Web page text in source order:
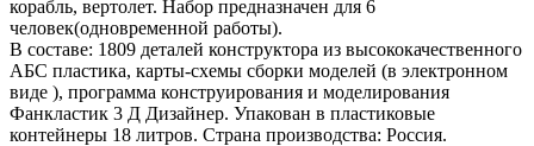
корабль, вертолет. Набор предназначен для 6
человек(одновременной работы).
В составе: 1809 деталей конструктора из высококачественного
АБС пластика, карты-схемы сборки моделей (в электронном
виде ), программа конструирования и моделирования
Фанкластик 3 Д Дизайнер. Упакован в пластиковые
контейнеры 18 литров. Страна производства: Россия.